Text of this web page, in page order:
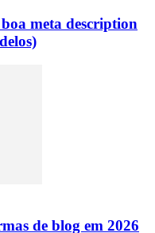
meta description
de blog em 2026